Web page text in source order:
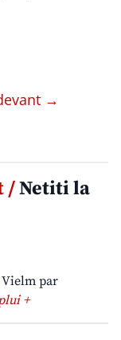
→
/Netiti la
par
+